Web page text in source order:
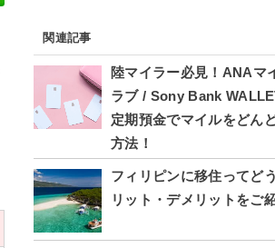
関連記事
陸マイラー必見！ANAマ
ラブ / Sony Bank
定期預金でマイルをどん
方法！
フィリピンに移住ってど
リット・デメリットをご